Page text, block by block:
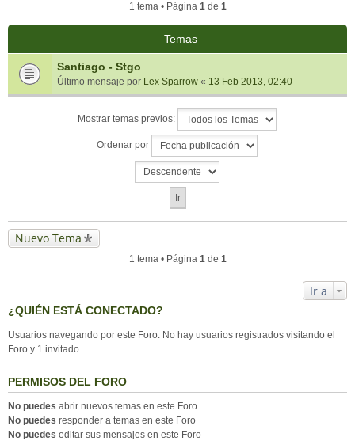
1 tema • Página 1de 1
Temas
Santiago - Stgo
Último mensaje por Lex Sparrow « 13 Feb 2013, 02:40
Mostrar temas previos:
Ordenar por
Nuevo Tema
1 tema • Página 1de 1
Ir a
¿QUIÉN ESTÁ CONECTADO?
Usuarios navegando por este Foro: No hay usuarios registrados visitando el
Foro y 1 invitado
PERMISOS DEL FORO
No puedes abrir nuevos temas en este Foro
No puedes responder a temas en este Foro
No puedes editar sus mensajes en este Foro